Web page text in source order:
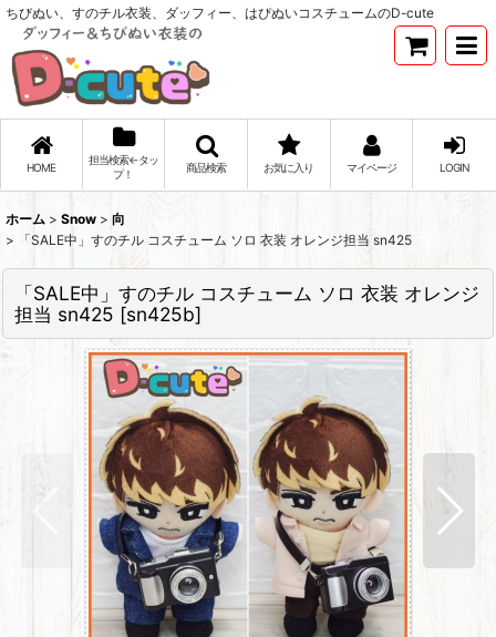
ちびぬい、すのチル衣装、ダッフィー、はぴぬいコスチュームのD-cute
HOME
担当検索←タッ
プ！
商品検索 お気に入り マイページ LOGIN
ホーム > Snow > 向
>
「SALE中」すのチル コスチューム ソロ 衣装 オレンジ担当 sn425
「SALE中」すのチル コスチューム ソロ 衣装 オレンジ
担当 sn425 [sn425b]